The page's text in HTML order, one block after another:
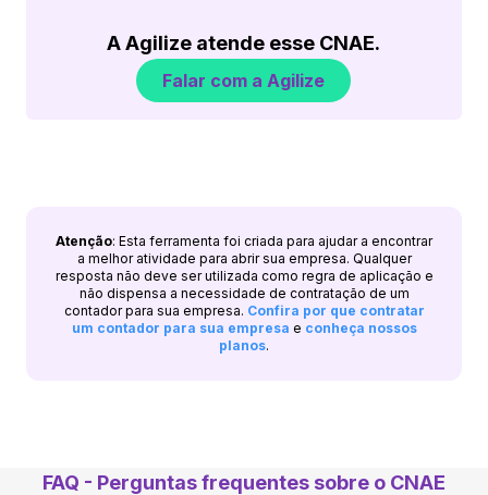
A Agilize atende esse CNAE.
Falar com a Agilize
Atenção: Esta ferramenta foi criada para ajudar a encontrar
a melhor atividade para abrir sua empresa. Qualquer
resposta não deve ser utilizada como regra de aplicação e
não dispensa a necessidade de contratação de um
contador para sua empresa. Confira por que contratar
um contador para sua empresa e conheça nossos
planos.
FAQ - Perguntas frequentes sobre o CNAE